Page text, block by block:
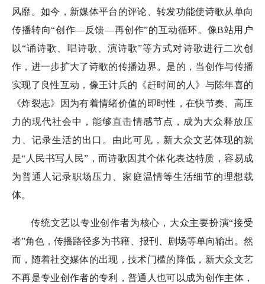
风靡。如今，新媒体平台的评论、转发功能使诗歌从单向
传播转向“创作—反馈—再创作”的互动循环。像B站用户
以“诵诗歌、唱诗歌、演诗歌”等方式对诗歌进行二次创
作，进一步扩大了诗歌的传播边界。是的，当创作与传播
实现了良性互动，像王计兵的《赶时间的人》与陈年喜的
《炸裂志》因为有着情绪价值的即时性，在快节奏、高压
力的现代社会中，能够直击情感节点，成为大众释放压
力、记录生活的出口。由此可见，新大众文艺体现的就
是“人民书写人民”，而诗歌因其个体化表达特质，容易成
为普通人记录职场压力、家庭温情等生活细节的理想载
体。
传统文艺以专业创作者为核心，大众主要扮演“接受
者”角色，传播路径多为书籍、报刊、剧场等单向输出。然
而，随着社交媒体的出现，技术门槛的降低，新大众文艺
不再是专业创作者的专利，普通人也可以成为创作主体，